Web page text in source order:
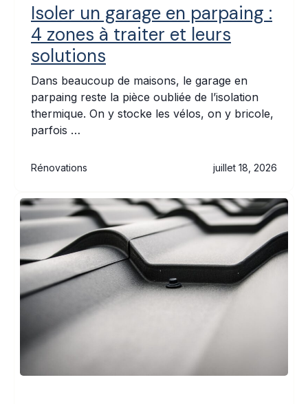
Isoler un garage en parpaing :
4 zones à traiter et leurs
solutions
Dans beaucoup de maisons, le garage en
parpaing reste la pièce oubliée de l’isolation
thermique. On y stocke les vélos, on y bricole,
parfois …
Rénovations juillet 18, 2026